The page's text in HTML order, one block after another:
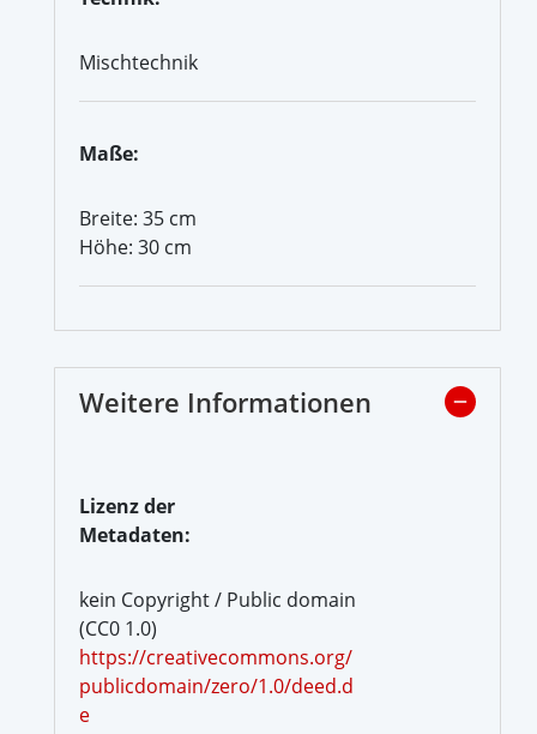
Mischtechnik
Maße:
Breite: 35 cm
Höhe: 30 cm
Weitere Informationen
Lizenz der
Metadaten:
kein Copyright / Public domain
(CC0 1.0)
https://creativecommons.org/
publicdomain/zero/1.0/deed.d
e